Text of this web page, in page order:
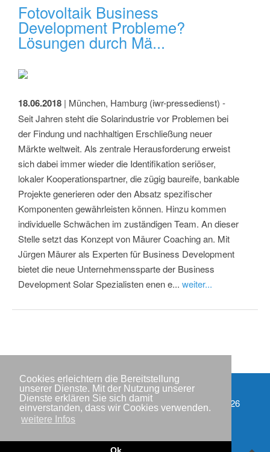
Cookies erleichtern die Bereitstellung
unserer Dienste. Mit der Nutzung unserer
Dienste erklären Sie sich damit
einverstanden, dass wir Cookies verwenden.
weitere Infos
Fotovoltaik Business
Development Probleme?
Lösungen durch Mä...
18.06.2018 | München, Hamburg (iwr-pressedienst) -
Seit Jahren steht die Solarindustrie vor Problemen bei
der Findung und nachhaltigen Erschließung neuer
Märkte weltweit. Als zentrale Herausforderung erweist
sich dabei immer wieder die Identifikation seriöser,
lokaler Kooperationspartner, die zügig baureife, bankable
Projekte generieren oder den Absatz spezifischer
Komponenten gewährleisten können. Hinzu kommen
individuelle Schwächen im zuständigen Team. An dieser
Stelle setzt das Konzept von Mäurer Coaching an. Mit
Jürgen Mäurer als Experten für Business Development
bietet die neue Unternehmenssparte der Business
Development Solar Spezialisten enen e... weiter...
Partner
Impressum
Datenschutzerklärung
Copyright © IWR 2026